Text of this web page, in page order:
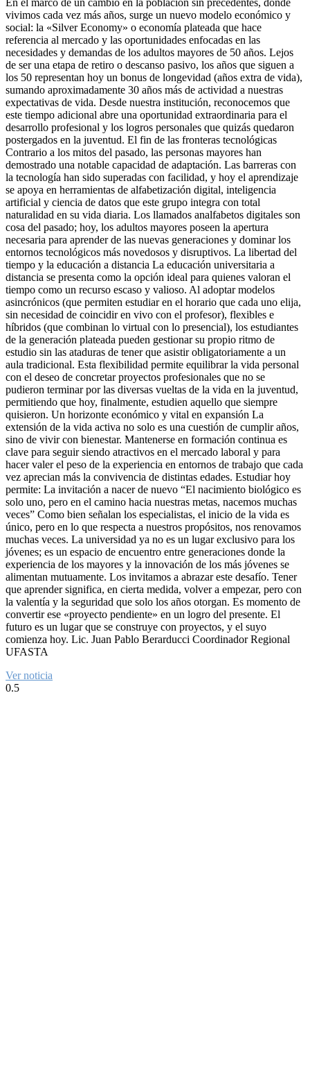
En el marco de un cambio en la población sin precedentes, donde
vivimos cada vez más años, surge un nuevo modelo económico y
social: la «Silver Economy» o economía plateada que hace
referencia al mercado y las oportunidades enfocadas en las
necesidades y demandas de los adultos mayores de 50 años. Lejos
de ser una etapa de retiro o descanso pasivo, los años que siguen a
los 50 representan hoy un bonus de longevidad (años extra de vida),
sumando aproximadamente 30 años más de actividad a nuestras
expectativas de vida. Desde nuestra institución, reconocemos que
este tiempo adicional abre una oportunidad extraordinaria para el
desarrollo profesional y los logros personales que quizás quedaron
postergados en la juventud. El fin de las fronteras tecnológicas
Contrario a los mitos del pasado, las personas mayores han
demostrado una notable capacidad de adaptación. Las barreras con
la tecnología han sido superadas con facilidad, y hoy el aprendizaje
se apoya en herramientas de alfabetización digital, inteligencia
artificial y ciencia de datos que este grupo integra con total
naturalidad en su vida diaria. Los llamados analfabetos digitales son
cosa del pasado; hoy, los adultos mayores poseen la apertura
necesaria para aprender de las nuevas generaciones y dominar los
entornos tecnológicos más novedosos y disruptivos. La libertad del
tiempo y la educación a distancia La educación universitaria a
distancia se presenta como la opción ideal para quienes valoran el
tiempo como un recurso escaso y valioso. Al adoptar modelos
asincrónicos (que permiten estudiar en el horario que cada uno elija,
sin necesidad de coincidir en vivo con el profesor), flexibles e
híbridos (que combinan lo virtual con lo presencial), los estudiantes
de la generación plateada pueden gestionar su propio ritmo de
estudio sin las ataduras de tener que asistir obligatoriamente a un
aula tradicional. Esta flexibilidad permite equilibrar la vida personal
con el deseo de concretar proyectos profesionales que no se
pudieron terminar por las diversas vueltas de la vida en la juventud,
permitiendo que hoy, finalmente, estudien aquello que siempre
quisieron. Un horizonte económico y vital en expansión La
extensión de la vida activa no solo es una cuestión de cumplir años,
sino de vivir con bienestar. Mantenerse en formación continua es
clave para seguir siendo atractivos en el mercado laboral y para
hacer valer el peso de la experiencia en entornos de trabajo que cada
vez aprecian más la convivencia de distintas edades. Estudiar hoy
permite: La invitación a nacer de nuevo “El nacimiento biológico es
solo uno, pero en el camino hacia nuestras metas, nacemos muchas
veces” Como bien señalan los especialistas, el inicio de la vida es
único, pero en lo que respecta a nuestros propósitos, nos renovamos
muchas veces. La universidad ya no es un lugar exclusivo para los
jóvenes; es un espacio de encuentro entre generaciones donde la
experiencia de los mayores y la innovación de los más jóvenes se
alimentan mutuamente. Los invitamos a abrazar este desafío. Tener
que aprender significa, en cierta medida, volver a empezar, pero con
la valentía y la seguridad que solo los años otorgan. Es momento de
convertir ese «proyecto pendiente» en un logro del presente. El
futuro es un lugar que se construye con proyectos, y el suyo
comienza hoy. Lic. Juan Pablo Berarducci Coordinador Regional
UFASTA
Ver noticia